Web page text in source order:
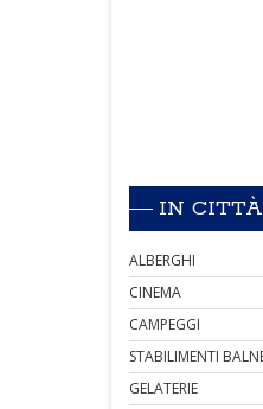
IN CITTÀ
ALBERGHI
CINEMA
CAMPEGGI
STABILIMENTI
GELATERIE